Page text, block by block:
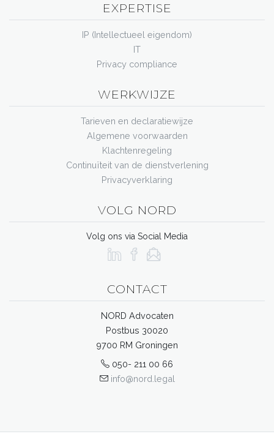
EXPERTISE
IP (Intellectueel eigendom)
IT
Privacy compliance
WERKWIJZE
Tarieven en declaratiewijze
Algemene voorwaarden
Klachtenregeling
Continuïteit van de dienstverlening
Privacyverklaring
VOLG NORD
Volg ons via Social Media
CONTACT
NORD Advocaten
Postbus 30020
9700 RM Groningen
050- 211 00 66
info@nord.legal